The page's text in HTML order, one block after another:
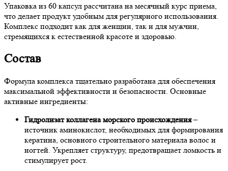
Упаковка из 60 капсул рассчитана на месячный курс приема,
что делает продукт удобным для регулярного использования.
Комплекс подходит как для женщин, так и для мужчин,
стремящихся к естественной красоте и здоровью.
Состав
Формула комплекса тщательно разработана для обеспечения
максимальной эффективности и безопасности. Основные
активные ингредиенты:
Гидролизат коллагена морского происхождения–
источник аминокислот, необходимых для формирования
кератина, основного строительного материала волос и
ногтей. Укрепляет структуру, предотвращает ломкость и
стимулирует рост.